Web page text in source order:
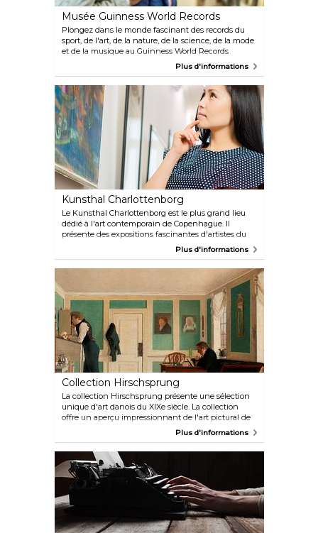
Musée Guinness World Records
Plongez dans le monde fascinant des records du
sport, de l'art, de la nature, de la science, de la mode
et de la musique au Guinness World Records
Museum situé au cœur de Copenhague. Rencontrez
le plus grand du monde, qui mesure 272 cm, ou
regardez l'installation de 1 382 101 dominos tomber.
Plongez dans le monde de la musique avec Michael
Jackson, et de la mode avec Marilyn Monroe. Cette
expérience familiale promet un voyage divertissant
à travers des records captivants et des personnalités
emblématiques.
Plus d'informations
Kunsthal Charlottenborg
Le Kunsthal Charlottenborg est le plus grand lieu
dédié à l'art contemporain de Copenhague. Il
présente des expositions fascinantes d'artistes du
Danemark et du monde entier. Vous pouvez
également faire une pause à l'excellent café qui sert
des plats à l'extérieur en été, ou découvrir la librairie
Motto Charlottenborg. Le Kunsthal Charlottenborg
est situé à Nyhavn, à côté du canal, juste derrière
Kongens Nytorv.
Plus d'informations
Collection Hirschsprung
La collection Hirschsprung présente une sélection
unique d'art danois du XIXe siècle. La collection
offre un aperçu impressionnant de l'art pictural de
cette période, l'un des plus passionnants et
œuvres de maîtres tels que Hammershøi,
Eckersberg, Købke, Ancher et Krøyer. Le musée est
situé dans l'un des plus beaux parcs au centre de
Copenhague, Østre Anlæg.
Plus d'informations